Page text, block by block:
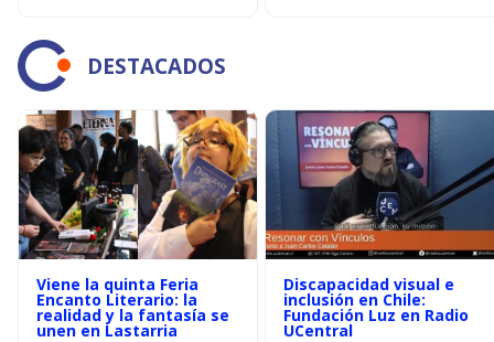
DESTACADOS
Viene la quinta Feria
Encanto Literario: la
realidad y la fantasía se
unen en Lastarria
Discapacidad visual e
inclusión en Chile:
Fundación Luz en Radio
UCentral